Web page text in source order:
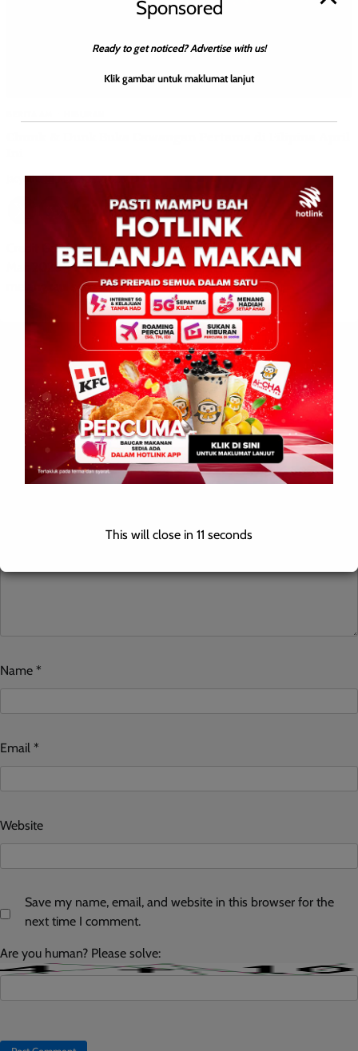
Jacyntha March 23, 2026 0
Credit Gambar : My kkcity – Omar Willie KOTA KINABALU: 22
Mac 2026 – Impian seorang usahawan muda Sabah kini
melangkaui sempadan negara apabila Chunk […]
Leave a Reply
Your email address will not be published. Required fields are
marked *
Name *
Email *
Website
Save my name, email, and website in this browser for the
next time I comment.
Are you human? Please solve:
Sponsored
Ready to get noticed? Advertise with us!
Klik gambar untuk maklumat lanjut
This will close in 10 seconds